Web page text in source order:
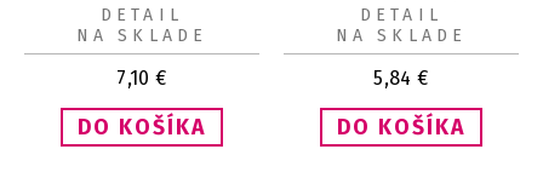
7,10 €
DETAIL
NA SKLADE
zelené 13 cm, 100 ks
5,84 €
DETAIL
NA SKLADE